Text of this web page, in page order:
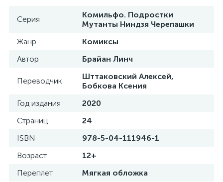
Серия
Комильфо. Подростки
Мутанты Ниндзя Черепашки
Жанр
Комиксы
Автор
Брайан Линч
Переводчик
Шттаковский Алексей,
Бобкова Ксения
Год издания
2020
Страниц
24
ISBN
978-5-04-111946-1
Возраст
12+
Переплет
Мягкая обложка